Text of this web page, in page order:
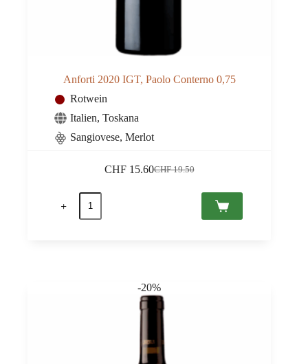
Anforti 2020 IGT, Paolo Conterno 0,75
Rotwein
Italien, Toskana
Sangiovese, Merlot
CHF19.50
Ursprünglicher
CHF15.60Aktueller
Anforti
2020
IGT,
-20%